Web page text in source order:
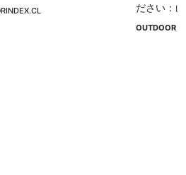
ださい：
ッキング
OUTDOOR